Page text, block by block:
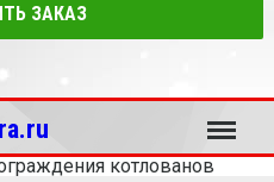
ЗАКАЗ
Меню
котлованов